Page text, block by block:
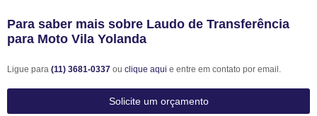
Para saber mais sobre Laudo de Transferência
para Moto Vila Yolanda
Ligue para (11) 3681-0337 ou clique aqui e entre em contato por email.
Solicite um orçamento